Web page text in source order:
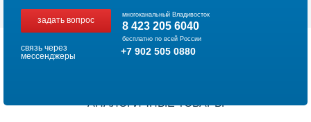
задать вопрос
многоканальный Владивосток
8 423 205 6040
бесплатно по всей России
связь через
мессенджеры
+7 902 505 0880
АНАЛОГИЧНЫЕ ТОВАРЫ